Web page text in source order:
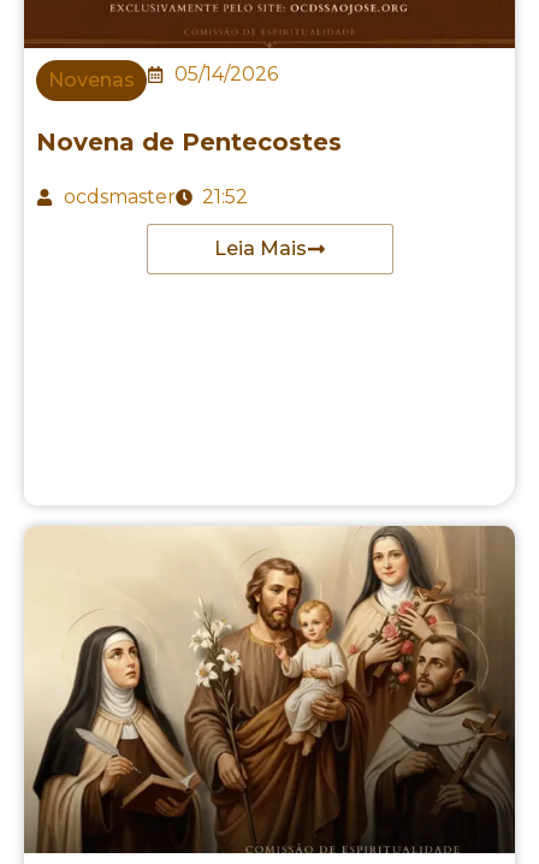
Novenas 05/14/2026
Novena de Pentecostes
ocdsmaster 21:52
Leia Mais